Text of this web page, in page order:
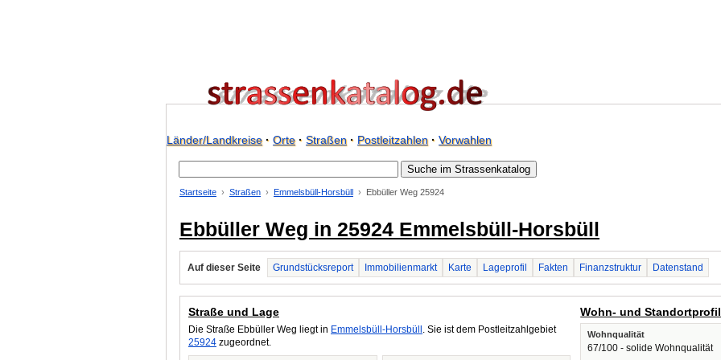
Länder/Landkreise· Orte· Straßen· Postleitzahlen· Vorwahlen
Startseite Straßen Emmelsbüll-Horsbüll Ebbüller Weg 25924
Ebbüller Weg in 25924 Emmelsbüll-Horsbüll
Auf dieser Seite Grundstücksreport Immobilienmarkt Karte Lageprofil Fakten Finanzstruktur Datenstand
Straße und Lage
Die Straße Ebbüller Weg liegt in Emmelsbüll-Horsbüll . Sie ist dem Postleitzahlgebiet
25924 zugeordnet.
Wohn- und Standortprofil
Wohnqualität
67/100 - solide Wohnqualität